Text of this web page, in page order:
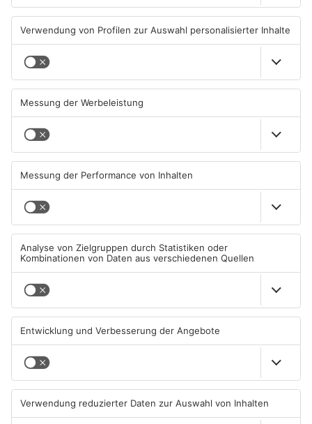
Klimawandel"
Zwei Menschen verletzt
Gute Nachrichten für Pendler
im Main-Kinzig-Kreis und in
Hanau
06.08.2026, 11:33 UHR IN MAIN-
KINZIG-KREIS
Wächtersbacher
Schwimmbad bleibt heute
geschlossen
05.08.2026, 07:31 UHR IN MAIN-